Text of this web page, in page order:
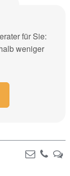
für Sie:
weniger